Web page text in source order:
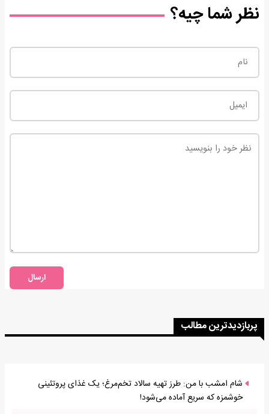
نظر شما چیه؟
ارسال
پربازدیدترین مطالب
شام امشب با من: طرز تهیه سالاد تخم‌مرغ؛ یک غذای پروتئینی
خوشمزه که سریع آماده می‌شود!